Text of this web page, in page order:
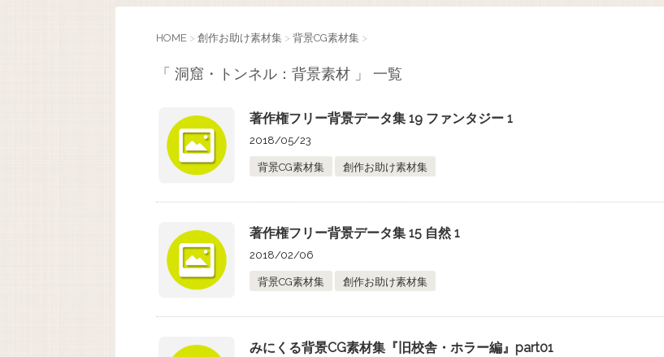
HOME > 創作お助け素材集 > 背景CG素材集 >
「 洞窟・トンネル：背景素材 」 一覧
著作権フリー背景データ集 19 ファンタジー 1
2018/05/23
背景CG素材集 創作お助け素材集
著作権フリー背景データ集 15 自然 1
2018/02/06
背景CG素材集 創作お助け素材集
みにくる背景CG素材集『旧校舎・ホラー編』part01